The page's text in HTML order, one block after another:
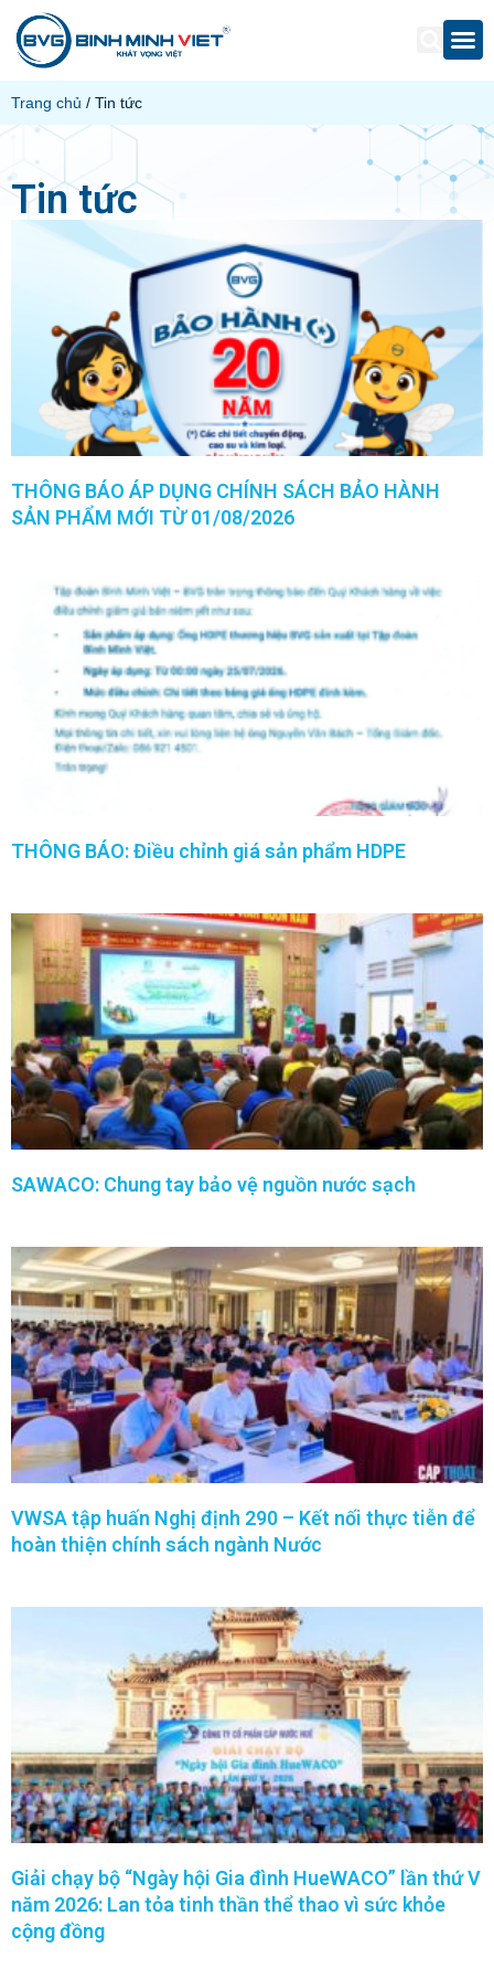
Trang chủ / Tin tức
Tin tức
THÔNG BÁO ÁP DỤNG CHÍNH SÁCH BẢO HÀNH
SẢN PHẨM MỚI TỪ 01/08/2026
THÔNG BÁO: Điều chỉnh giá sản phẩm HDPE
SAWACO: Chung tay bảo vệ nguồn nước sạch
VWSA tập huấn Nghị định 290 – Kết nối thực tiễn để
hoàn thiện chính sách ngành Nước
Giải chạy bộ “Ngày hội Gia đình HueWACO” lần thứ V
năm 2026: Lan tỏa tinh thần thể thao vì sức khỏe
cộng đồng